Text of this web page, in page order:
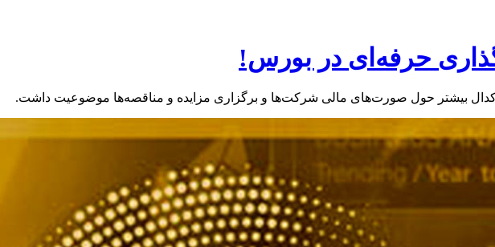
حرفه‌ای در بورس!
کدال بیشتر حول صورت‌های مالی شرکت‌ها و برگزاری مزایده و مناقصه‌ها موضوعیت داشت.